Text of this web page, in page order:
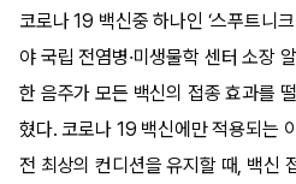
코로나 19 백신중 하나인 ‘스푸트니
야 국립 전염병·미생물학 센터 소장
한 음주가 모든 백신의 접종 효과를
혔다. 코로나 19 백신에만 적용되는
전 최상의 컨디션을 유지할 때, 백신